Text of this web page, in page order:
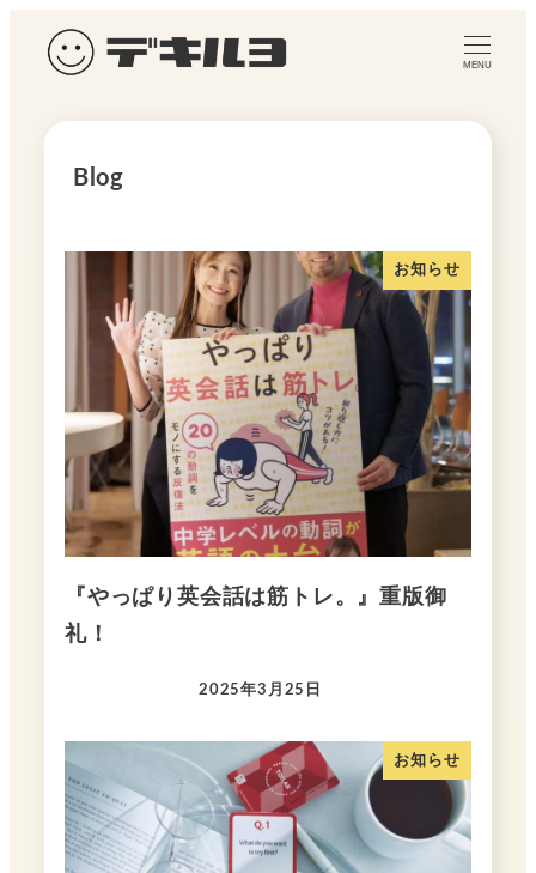
MENU
Blog
お知らせ
『やっぱり英会話は筋トレ。』重版御
礼！
2025年3月25日
お知らせ